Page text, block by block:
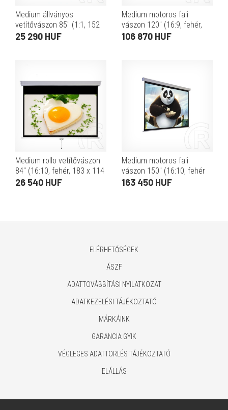
Medium állványos
vetítővászon 85" (1:1, 152
cm x 152 cm)
25 290 HUF
Medium motoros fali
vászon 120" (16:9, fehér,
266 x 150 cm, fényzáró, 3
106 870 HUF
Medium rollo vetítővászon
84" (16:10, fehér, 183 x 114
cm)
26 540 HUF
Medium motoros fali
vászon 150" (16:10, fehér
váz, 323 x 202 cm,
163 450 HUF
ELÉRHETŐSÉGEK
ÁSZF
ADATTOVÁBBÍTÁSI NYILATKOZAT
ADATKEZELÉSI TÁJÉKOZTATÓ
MÁRKÁINK
GARANCIA GYIK
VÉGLEGES ADATTÖRLÉS TÁJÉKOZTATÓ
ELÁLLÁS